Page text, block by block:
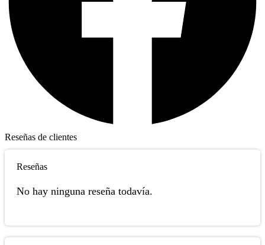
Reseñas de clientes
Reseñas
No hay ninguna reseña todavía.